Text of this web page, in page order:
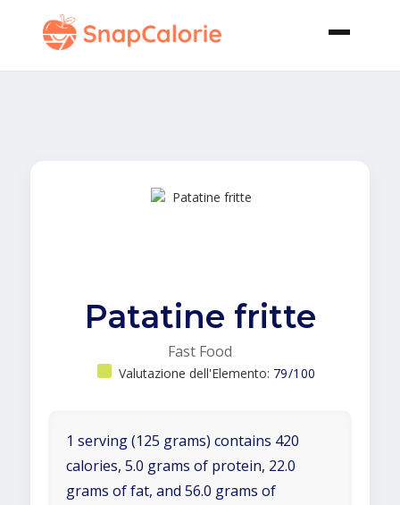
Patatine fritte
Fast Food
Valutazione dell'Elemento: 79/100
1 serving (125 grams) contains 420
calories, 5.0 grams of protein, 22.0
grams of fat, and 56.0 grams of